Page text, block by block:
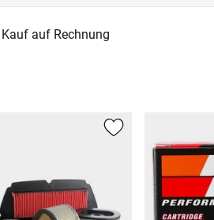
Kauf auf Rechnung